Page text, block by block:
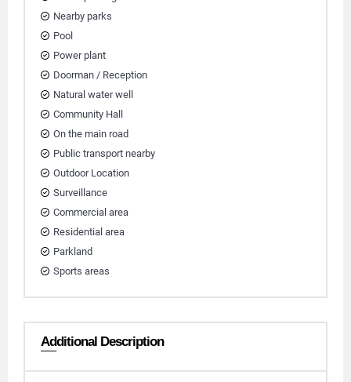
Nearby parks
Pool
Power plant
Doorman / Reception
Natural water well
Community Hall
On the main road
Public transport nearby
Outdoor Location
Surveillance
Commercial area
Residential area
Parkland
Sports areas
Additional Description